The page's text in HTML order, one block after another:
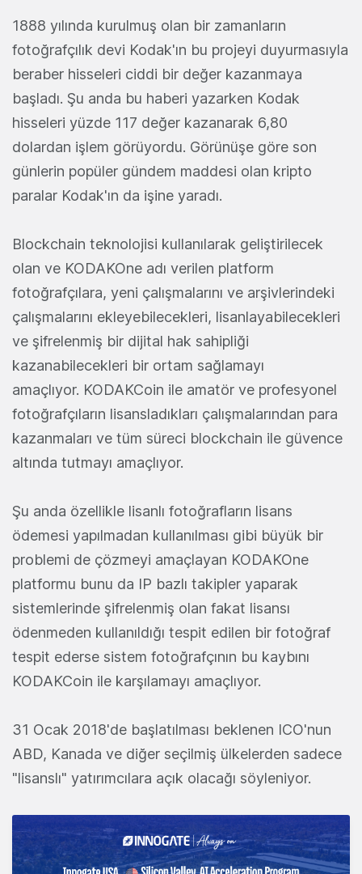
1888 yılında kurulmuş olan bir zamanların
fotoğrafçılık devi Kodak'ın bu projeyi duyurmasıyla
beraber hisseleri ciddi bir değer kazanmaya
başladı. Şu anda bu haberi yazarken Kodak
hisseleri yüzde 117 değer kazanarak 6,80
dolardan işlem görüyordu. Görünüşe göre son
günlerin popüler gündem maddesi olan kripto
paralar Kodak'ın da işine yaradı.
Blockchain teknolojisi kullanılarak geliştirilecek
olan ve KODAKOne adı verilen platform
fotoğrafçılara, yeni çalışmalarını ve arşivlerindeki
çalışmalarını ekleyebilecekleri, lisanlayabilecekleri
ve şifrelenmiş bir dijital hak sahipliği
kazanabilecekleri bir ortam sağlamayı
amaçlıyor. KODAKCoin ile amatör ve profesyonel
fotoğrafçıların lisansladıkları çalışmalarından para
kazanmaları ve tüm süreci blockchain ile güvence
altında tutmayı amaçlıyor.
Şu anda özellikle lisanlı fotoğrafların lisans
ödemesi yapılmadan kullanılması gibi büyük bir
problemi de çözmeyi amaçlayan KODAKOne
platformu bunu da IP bazlı takipler yaparak
sistemlerinde şifrelenmiş olan fakat lisansı
ödenmeden kullanıldığı tespit edilen bir fotoğraf
tespit ederse sistem fotoğrafçının bu kaybını
KODAKCoin ile karşılamayı amaçlıyor.
31 Ocak 2018'de başlatılması beklenen ICO'nun
ABD, Kanada ve diğer seçilmiş ülkelerden sadece
"lisanslı" yatırımcılara açık olacağı söyleniyor.